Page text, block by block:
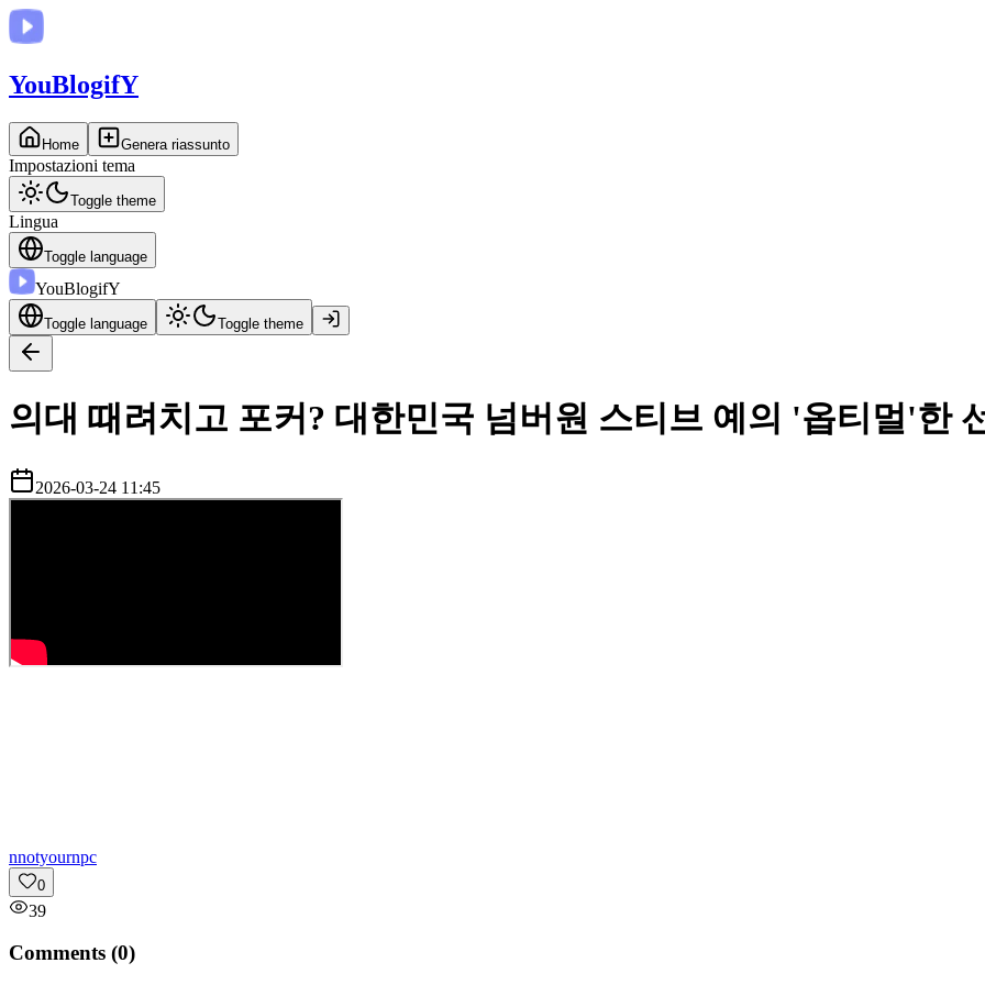
YouBlogifY
Home Genera riassunto
Impostazioni tema
Toggle theme
Lingua
Toggle language
YouBlogifY
Toggle language Toggle theme
의대 때려치고 포커? 대한민국 넘버원 스티브 예의 '옵티멀'한
2026-03-24 11:45
nnotyournpc
0
39
Comments (0)